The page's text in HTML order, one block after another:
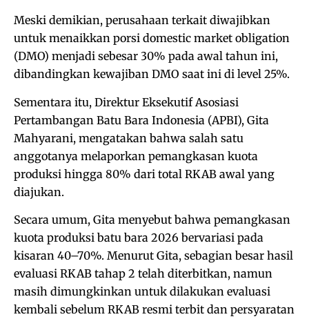
Meski demikian, perusahaan terkait diwajibkan
untuk menaikkan porsi domestic market obligation
(DMO) menjadi sebesar 30% pada awal tahun ini,
dibandingkan kewajiban DMO saat ini di level 25%.
Sementara itu, Direktur Eksekutif Asosiasi
Pertambangan Batu Bara Indonesia (APBI), Gita
Mahyarani, mengatakan bahwa salah satu
anggotanya melaporkan pemangkasan kuota
produksi hingga 80% dari total RKAB awal yang
diajukan.
Secara umum, Gita menyebut bahwa pemangkasan
kuota produksi batu bara 2026 bervariasi pada
kisaran 40–70%. Menurut Gita, sebagian besar hasil
evaluasi RKAB tahap 2 telah diterbitkan, namun
masih dimungkinkan untuk dilakukan evaluasi
kembali sebelum RKAB resmi terbit dan persyaratan